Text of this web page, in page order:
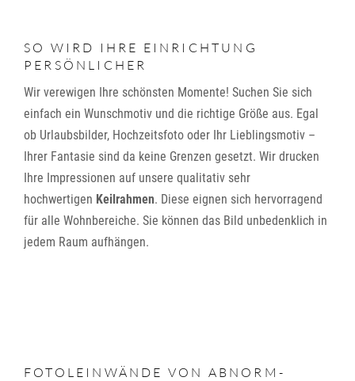
SO WIRD IHRE EINRICHTUNG
PERSÖNLICHER
Wir verewigen Ihre schönsten Momente! Suchen Sie sich
einfach ein Wunschmotiv und die richtige Größe aus. Egal
ob Urlaubsbilder, Hochzeitsfoto oder Ihr Lieblingsmotiv –
Ihrer Fantasie sind da keine Grenzen gesetzt. Wir drucken
Ihre Impressionen auf unsere qualitativ sehr
hochwertigen Keilrahmen. Diese eignen sich hervorragend
für alle Wohnbereiche. Sie können das Bild unbedenklich in
jedem Raum aufhängen.
FOTOLEINWÄNDE VON ABNORM-